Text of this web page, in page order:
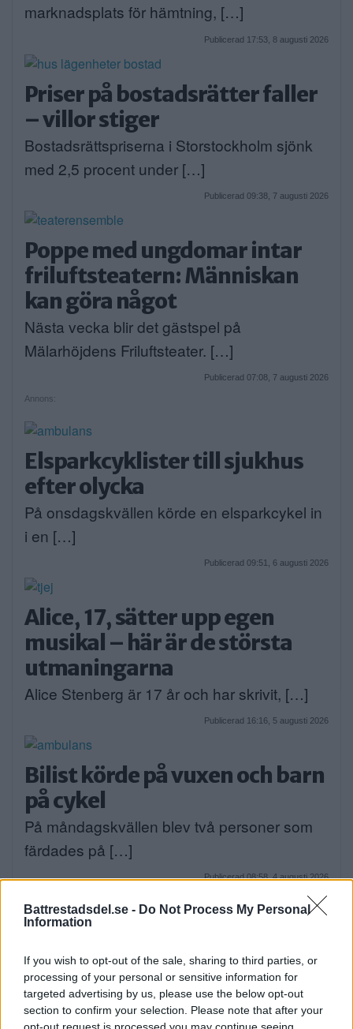
Battrestadsdel.se - Do Not Process My Personal
Information
If you wish to opt-out of the sale, sharing to third parties, or
processing of your personal or sensitive information for
targeted advertising by us, please use the below opt-out
section to confirm your selection. Please note that after your
opt-out request is processed you may continue seeing
marknadsplats för hämtning, […]
Publicerad 17:53, 8 augusti 2026
Priser på bostadsrätter faller
– villor stiger
Bostadsrättspriserna i Storstockholm sjönk
med 2,5 procent under […]
Publicerad 09:38, 7 augusti 2026
Poppe med ungdomar intar
friluftsteatern: Människan
kan göra något
Nästa vecka blir det gästspel på
Mälarhöjdens Friluftsteater. […]
Publicerad 07:08, 7 augusti 2026
Annons:
Elsparkcyklister till sjukhus
efter olycka
På onsdagskvällen körde en elsparkcykel in
i en […]
Publicerad 09:51, 6 augusti 2026
Alice, 17, sätter upp egen
musikal – här är de största
utmaningarna
Alice Stenberg är 17 år och har skrivit, […]
Publicerad 16:16, 5 augusti 2026
Bilist körde på vuxen och barn
på cykel
På måndagskvällen blev två personer som
färdades på […]
Publicerad 08:58, 4 augusti 2026
När onlinecasino blir en del av
den digitala vardagen i södra
Stockholm